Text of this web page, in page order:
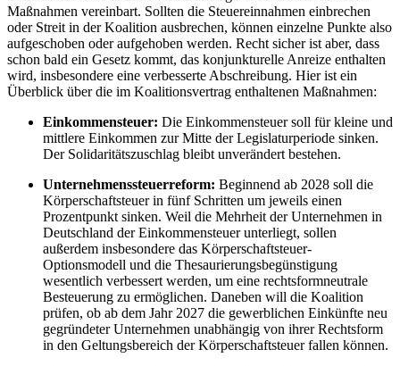
Maßnahmen vereinbart. Sollten die Steuereinnahmen einbrechen
oder Streit in der Koalition ausbrechen, können einzelne Punkte also
aufgeschoben oder aufgehoben werden. Recht sicher ist aber, dass
schon bald ein Gesetz kommt, das konjunkturelle Anreize enthalten
wird, insbesondere eine verbesserte Abschreibung. Hier ist ein
Überblick über die im Koalitionsvertrag enthaltenen Maßnahmen:
Einkommensteuer: Die Einkommensteuer soll für kleine und
mittlere Einkommen zur Mitte der Legislaturperiode sinken.
Der Solidaritätszuschlag bleibt unverändert bestehen.
Unternehmenssteuerreform: Beginnend ab 2028 soll die
Körperschaftsteuer in fünf Schritten um jeweils einen
Prozentpunkt sinken. Weil die Mehrheit der Unternehmen in
Deutschland der Einkommensteuer unterliegt, sollen
außerdem insbesondere das Körperschaftsteuer-
Optionsmodell und die Thesaurierungsbegünstigung
wesentlich verbessert werden, um eine rechtsformneutrale
Besteuerung zu ermöglichen. Daneben will die Koalition
prüfen, ob ab dem Jahr 2027 die gewerblichen Einkünfte neu
gegründeter Unternehmen unabhängig von ihrer Rechtsform
in den Geltungsbereich der Körperschaftsteuer fallen können.